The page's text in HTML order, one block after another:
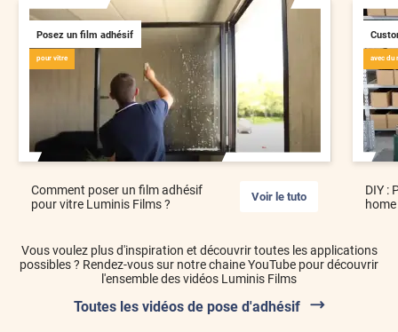
Posez un film adhésif
pour vitre
Comment poser un film adhésif
pour vitre Luminis Films ?
Voir le tuto
avec du
DIY :
Vous voulez plus d'inspiration et découvrir toutes les applications
possibles ? Rendez-vous sur notre chaine YouTube pour découvrir
l'ensemble des vidéos Luminis Films
Toutes les vidéos de pose d'adhésif